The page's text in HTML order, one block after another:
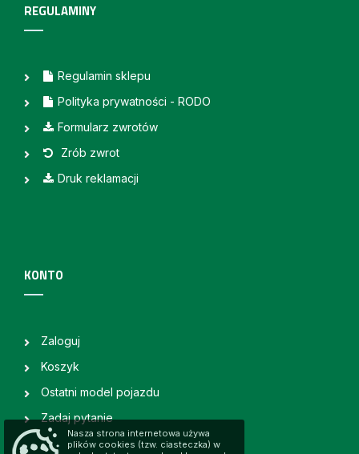
REGULAMINY
Regulamin sklepu
Polityka prywatności - RODO
Formularz zwrotów
Zrób zwrot
Druk reklamacji
KONTO
Zaloguj
Koszyk
Ostatni model pojazdu
Zadaj pytanie
Nasza strona internetowa używa
plików cookies (tzw. ciasteczka) w